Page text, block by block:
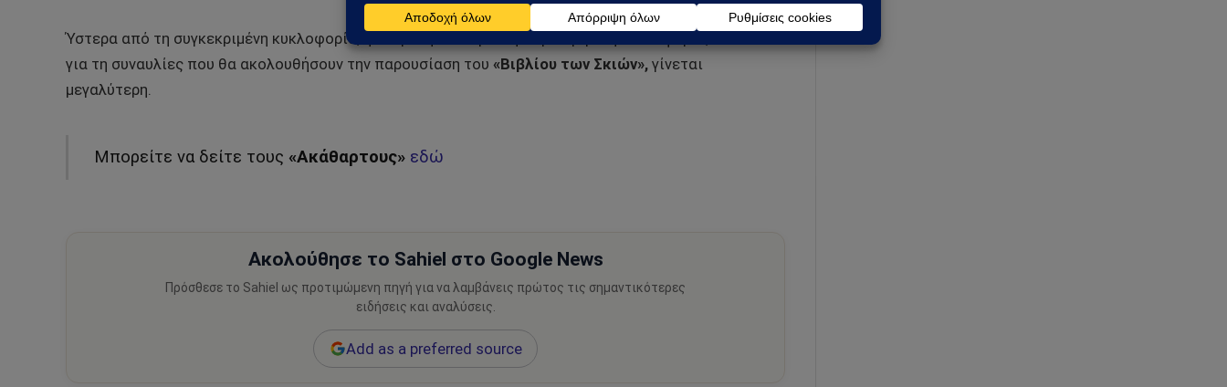
Ύστερα από τη συγκεκριμένη κυκλοφορία, η αναμονή τόσο για τη συγκεκριμένη κυκλοφορία, όσο και
για τη συναυλίες που θα ακολουθήσουν την παρουσίαση του «Βιβλίου των Σκιών», γίνεται
μεγαλύτερη.
Μπορείτε να δείτε τους «Ακάθαρτους» εδώ
Ακολούθησε το Sahiel στο Google News
Πρόσθεσε το Sahiel ως προτιμώμενη πηγή για να λαμβάνεις πρώτος τις σημαντικότερες
ειδήσεις και αναλύσεις.
Add as a preferred source